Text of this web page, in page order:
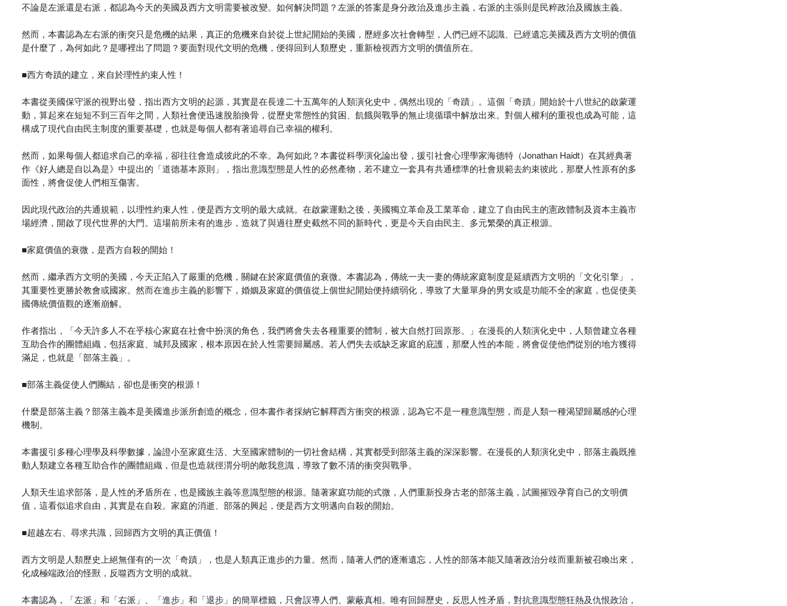
不論是左派還是右派，都認為今天的美國及西方文明需要被改變。如何解決問題？左派的答案是身分政治及進步主義，右派的主張則是民粹政治及國族主義。
然而，本書認為左右派的衝突只是危機的結果，真正的危機來自於從上世紀開始的美國，歷經多次社會轉型，人們已經不認識、已經遺忘美國及西方文明的價值
是什麼了，為何如此？是哪裡出了問題？要面對現代文明的危機，便得回到人類歷史，重新檢視西方文明的價值所在。
■西方奇蹟的建立，來自於理性約束人性！
本書從美國保守派的視野出發，指出西方文明的起源，其實是在長達二十五萬年的人類演化史中，偶然出現的「奇蹟」。這個「奇蹟」開始於十八世紀的啟蒙運
動，算起來在短短不到三百年之間，人類社會便迅速脫胎換骨，從歷史常態性的貧困、飢餓與戰爭的無止境循環中解放出來。對個人權利的重視也成為可能，這
構成了現代自由民主制度的重要基礎，也就是每個人都有著追尋自己幸福的權利。
然而，如果每個人都追求自己的幸福，卻往往會造成彼此的不幸。為何如此？本書從科學演化論出發，援引社會心理學家海德特（Jonathan Haidt）在其經典著
作《好人總是自以為是》中提出的「道德基本原則」，指出意識型態是人性的必然產物，若不建立一套具有共通標準的社會規範去約束彼此，那麼人性原有的多
面性，將會促使人們相互傷害。
因此現代政治的共通規範，以理性約束人性，便是西方文明的最大成就。在啟蒙運動之後，美國獨立革命及工業革命，建立了自由民主的憲政體制及資本主義市
場經濟，開啟了現代世界的大門。這場前所未有的進步，造就了與過往歷史截然不同的新時代，更是今天自由民主、多元繁榮的真正根源。
■家庭價值的衰微，是西方自殺的開始！
然而，繼承西方文明的美國，今天正陷入了嚴重的危機，關鍵在於家庭價值的衰微。本書認為，傳統一夫一妻的傳統家庭制度是延續西方文明的「文化引擎」，
其重要性更勝於教會或國家。然而在進步主義的影響下，婚姻及家庭的價值從上個世紀開始便持續弱化，導致了大量單身的男女或是功能不全的家庭，也促使美
國傳統價值觀的逐漸崩解。
作者指出，「今天許多人不在乎核心家庭在社會中扮演的角色，我們將會失去各種重要的體制，被大自然打回原形。」在漫長的人類演化史中，人類曾建立各種
互助合作的團體組織，包括家庭、城邦及國家，根本原因在於人性需要歸屬感。若人們失去或缺乏家庭的庇護，那麼人性的本能，將會促使他們從別的地方獲得
滿足，也就是「部落主義」。
■部落主義促使人們團結，卻也是衝突的根源！
什麼是部落主義？部落主義本是美國進步派所創造的概念，但本書作者採納它解釋西方衝突的根源，認為它不是一種意識型態，而是人類一種渴望歸屬感的心理
機制。
本書援引多種心理學及科學數據，論證小至家庭生活、大至國家體制的一切社會結構，其實都受到部落主義的深深影響。在漫長的人類演化史中，部落主義既推
動人類建立各種互助合作的團體組織，但是也造就徑渭分明的敵我意識，導致了數不清的衝突與戰爭。
人類天生追求部落，是人性的矛盾所在，也是國族主義等意識型態的根源。隨著家庭功能的式微，人們重新投身古老的部落主義，試圖摧毀孕育自己的文明價
值，這看似追求自由，其實是在自殺。家庭的消逝、部落的興起，便是西方文明邁向自殺的開始。
■超越左右、尋求共識，回歸西方文明的真正價值！
西方文明是人類歷史上絕無僅有的一次「奇蹟」，也是人類真正進步的力量。然而，隨著人們的逐漸遺忘，人性的部落本能又隨著政治分歧而重新被召喚出來，
化成極端政治的怪獸，反噬西方文明的成就。
本書認為，「左派」和「右派」、「進步」和「退步」的簡單標籤，只會誤導人們、蒙蔽真相。唯有回歸歷史，反思人性矛盾，對抗意識型態狂熱及仇恨政治，